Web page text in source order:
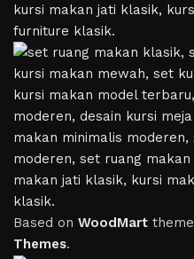
Based on WoodMart theme
Themes.